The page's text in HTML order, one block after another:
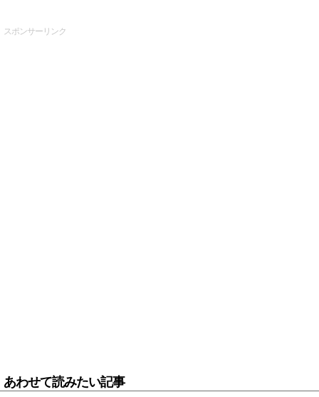
スポンサーリンク
あわせて読みたい記事